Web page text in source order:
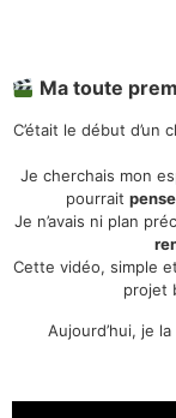
Ma toute
C’était le début
Je cherchais mon
pourrait
Je n’avais ni plan
Cette vidéo, simple
projet
Aujourd’hui, je